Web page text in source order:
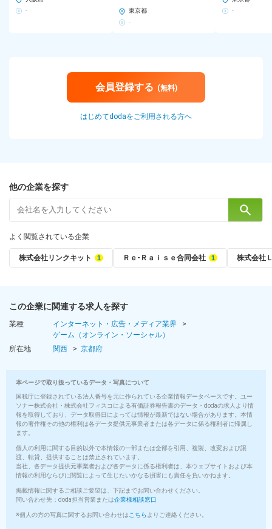
-
東京都
-
-
会員登録する (無料)
はじめてdodaをご利用される方へ
他の企業を探す
よく閲覧されている企業
株式会社リンクキット Ｒｅ‐Ｒａｉｓｅ合同会社 株式会社
この企業に関連する求人を探す
業種
インターネット・広告・メディア業界
ゲーム（オンライン・ソーシャル）
所在地
関西 京都府
本ページで取り扱っているデータ・写真について
国税庁に登録されている法人番号を元に作られている企業情報データベースです。ユー
ソナー株式会社・株式会社フィスコによる有価証券報告書のデータ・dodaの求人より情
報を取得しており、データ取得日によっては情報が最新ではない場合があります。本情
報の著作権その他の権利は各データ提供元事業者または各データに係る権利者に帰属し
ます。
個人の利用に関する目的以外で本情報の一部または全部を引用、複製、改変および譲
渡、転貸、提供することは禁止されています。
当社、各データ提供元事業者および各データに係る権利者は、本ウェブサイトおよび本
情報の利用ならびに閲覧によって生じたいかなる損害にも責任を負いかねます。
掲載情報に関するご相談ご要望は、下記までお問い合わせください。
問い合わせ先：doda担当営業または企業様相談窓口
※個人の方の写真に関するお問い合わせは こちら よりご連絡ください。